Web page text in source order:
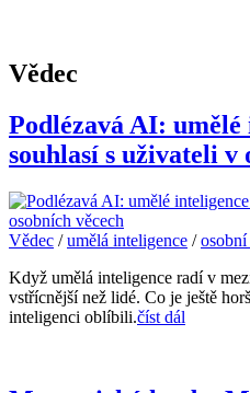
Vědec
Podlézavá AI:
souhlasí s uživateli v
Vědec /umělá inteligence /osobní
Když umělá inteligence radí v
vstřícnější než lidé. Co je ještě
inteligenci oblíbili.číst dál